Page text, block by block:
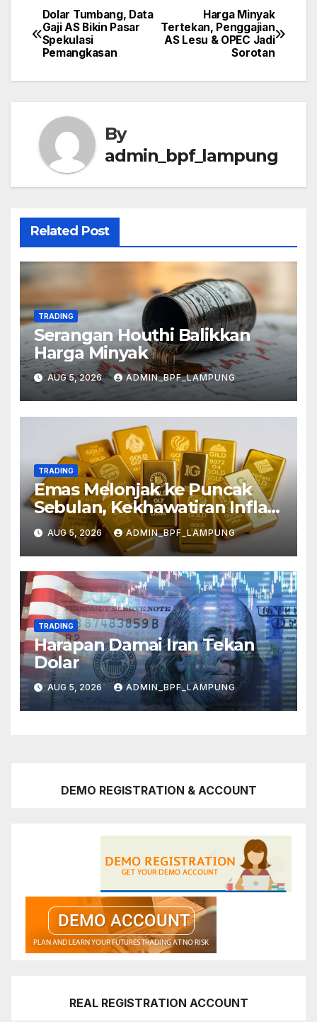
Post
navigation
Harga Minyak
Tertekan, Penggajian
AS Lesu & OPEC Jadi
Sorotan
Dolar Tumbang, Data
Gaji AS Bikin Pasar
Spekulasi
Pemangkasan
By
admin_bpf_lampung
Related Post
TRADING
Serangan Houthi Balikkan
Harga Minyak
AUG 5, 2026 ADMIN_BPF_LAMPUNG
TRADING
Emas Melonjak ke Puncak
Sebulan, Kekhawatiran Inflasi
Mereda
AUG 5, 2026 ADMIN_BPF_LAMPUNG
TRADING
Harapan Damai Iran Tekan
Dolar
AUG 5, 2026 ADMIN_BPF_LAMPUNG
DEMO REGISTRATION & ACCOUNT
REAL REGISTRATION ACCOUNT